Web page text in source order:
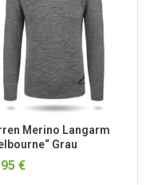
Merino Langarm
Grau
€